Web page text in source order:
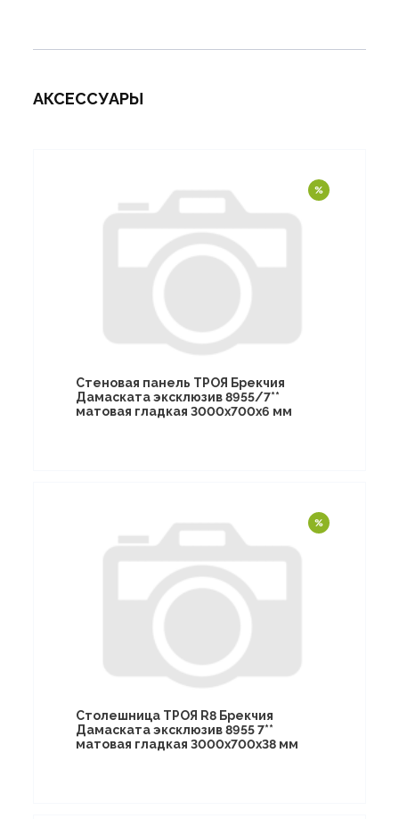
АКСЕССУАРЫ
Стеновая панель ТРОЯ Брекчия
Дамаската эксклюзив 8955/7**
матовая гладкая 3000х700х6 мм
Столешница ТРОЯ R8 Брекчия
Дамаската эксклюзив 8955 7**
матовая гладкая 3000х700х38 мм